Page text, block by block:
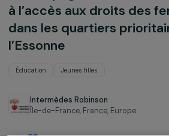
Éducation & action sociale
Accompagnement à
à l’accès aux droits
dans les quartiers
Jeunes filles